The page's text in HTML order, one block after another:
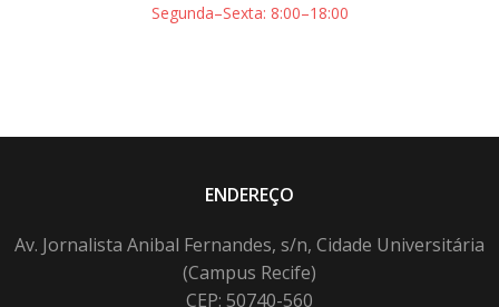
Segunda–Sexta: 8:00–18:00
ENDEREÇO
Av. Jornalista Anibal Fernandes, s/n, Cidade Universitária
(Campus Recife)
CEP: 50740-560